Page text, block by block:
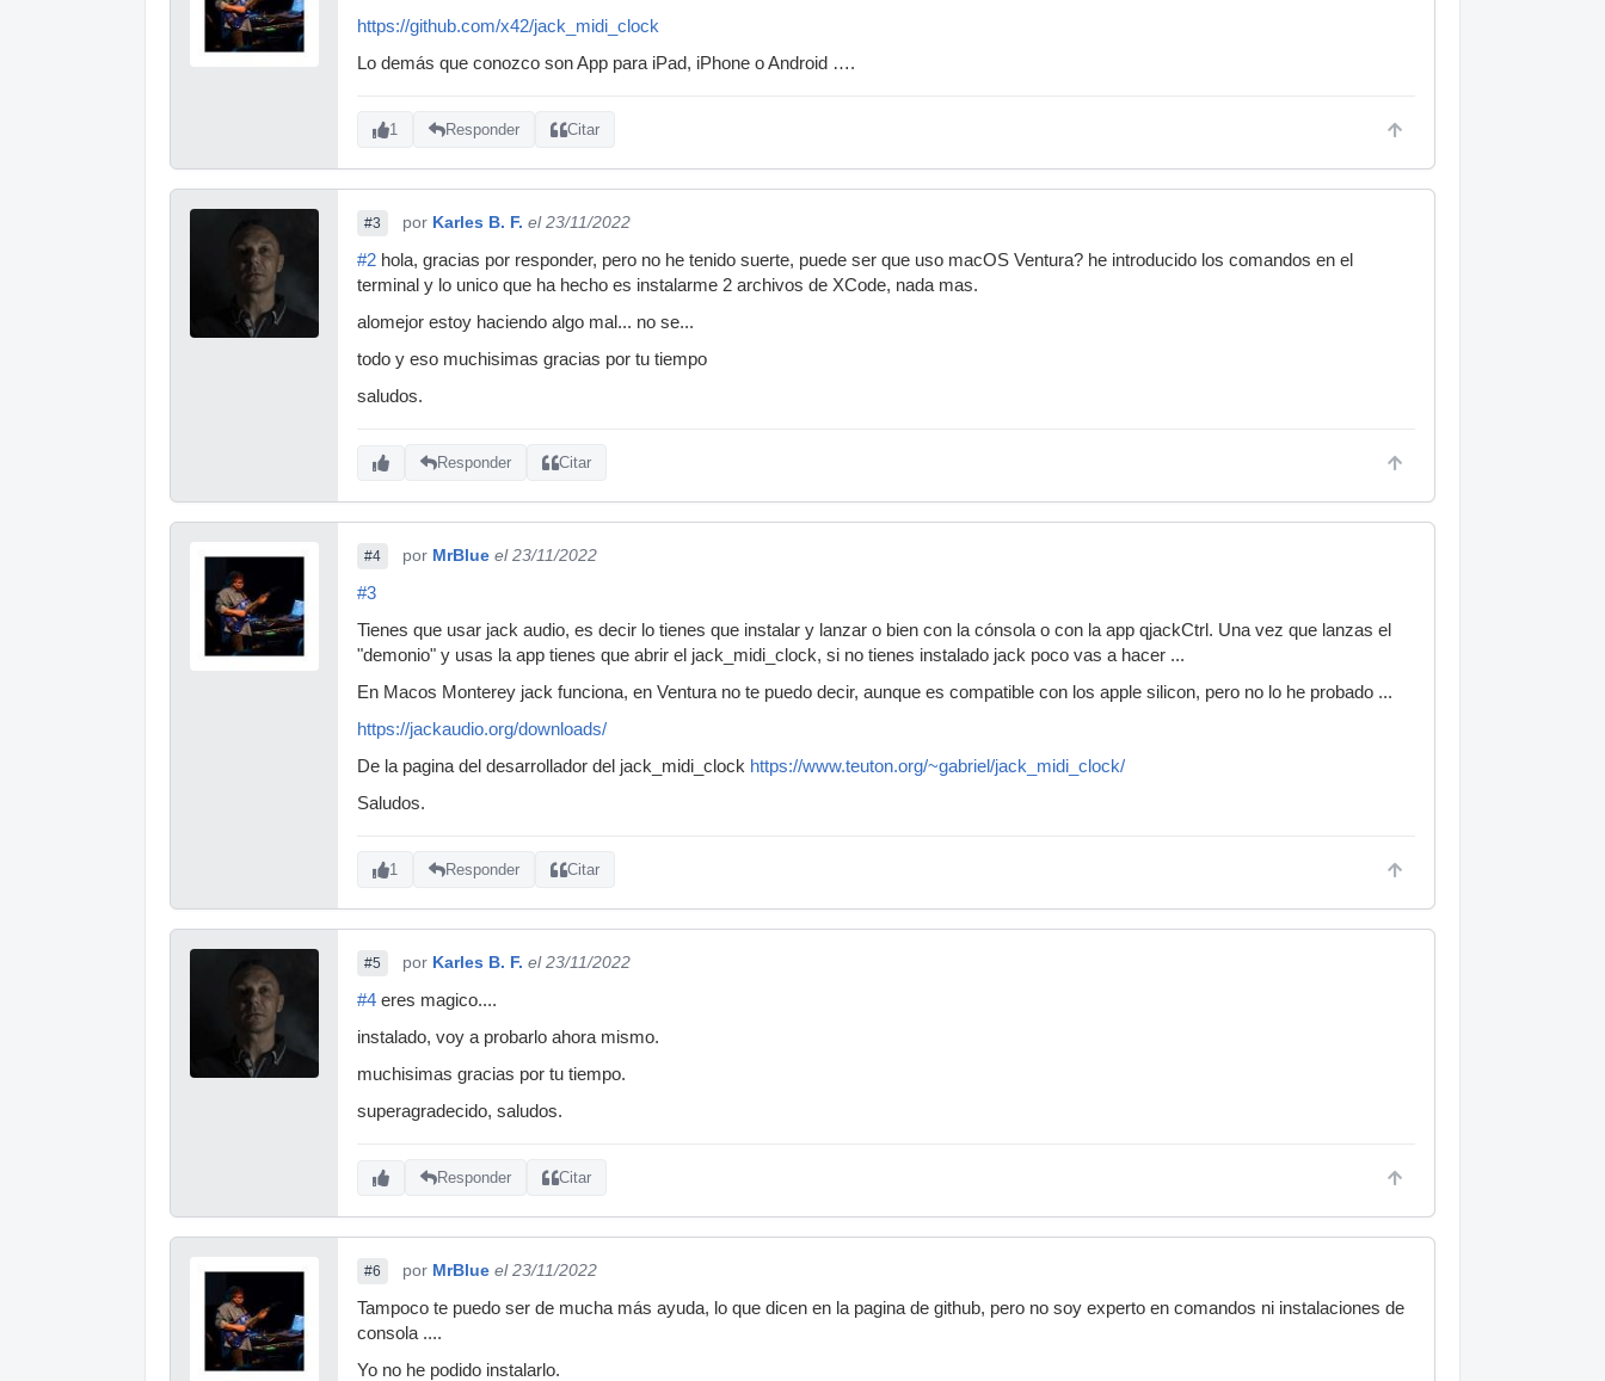
https://github.com/x42/jack_midi_clock
Lo demás que conozco son App para iPad, iPhone o Android ….
1 Responder Citar
#3 por Karles B. F. el 23/11/2022
#2 hola, gracias por responder, pero no he tenido suerte, puede ser que uso macOS Ventura? he introducido los comandos en el
terminal y lo unico que ha hecho es instalarme 2 archivos de XCode, nada mas.
alomejor estoy haciendo algo mal... no se...
todo y eso muchisimas gracias por tu tiempo
saludos.
Responder Citar
#4 por MrBlue el 23/11/2022
#3
Tienes que usar jack audio, es decir lo tienes que instalar y lanzar o bien con la cónsola o con la app qjackCtrl. Una vez que lanzas el
"demonio" y usas la app tienes que abrir el jack_midi_clock, si no tienes instalado jack poco vas a hacer ...
En Macos Monterey jack funciona, en Ventura no te puedo decir, aunque es compatible con los apple silicon, pero no lo he probado ...
https://jackaudio.org/downloads/
De la pagina del desarrollador del jack_midi_clock https://www.teuton.org/~gabriel/jack_midi_clock/
Saludos.
1 Responder Citar
#5 por Karles B. F. el 23/11/2022
#4 eres magico....
instalado, voy a probarlo ahora mismo.
muchisimas gracias por tu tiempo.
superagradecido, saludos.
Responder Citar
#6 por MrBlue el 23/11/2022
Tampoco te puedo ser de mucha más ayuda, lo que dicen en la pagina de github, pero no soy experto en comandos ni instalaciones de
consola ....
Yo no he podido instalarlo.